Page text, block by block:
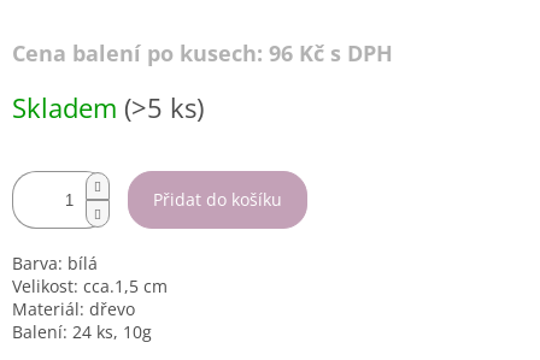
Cena balení po kusech: 96 Kč s DPH
cena:
Skladem (>5 ks)
Přidat do košíku
Barva: bílá
Velikost: cca.1,5 cm
Materiál: dřevo
Balení: 24 ks, 10g